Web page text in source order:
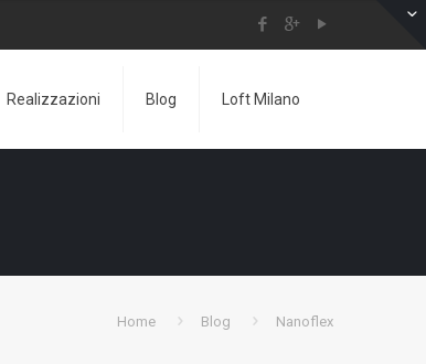
Realizzazioni Blog Loft Milano
Home Blog Nanoflex